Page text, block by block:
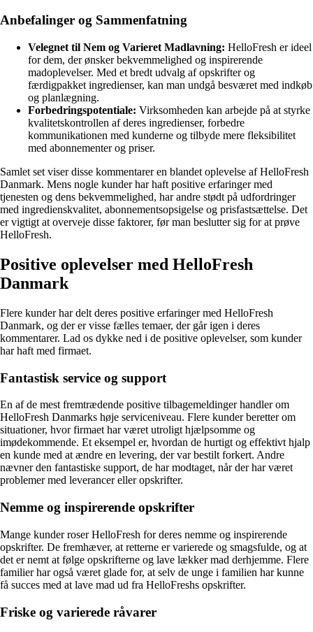
Anbefalinger og Sammenfatning
Velegnet til Nem og Varieret Madlavning: HelloFresh er ideel
for dem, der ønsker bekvemmelighed og inspirerende
madoplevelser. Med et bredt udvalg af opskrifter og
færdigpakket ingredienser, kan man undgå besværet med indkøb
og planlægning.
Forbedringspotentiale: Virksomheden kan arbejde på at styrke
kvalitetskontrollen af deres ingredienser, forbedre
kommunikationen med kunderne og tilbyde mere fleksibilitet
med abonnementer og priser.
Samlet set viser disse kommentarer en blandet oplevelse af HelloFresh
Danmark. Mens nogle kunder har haft positive erfaringer med
tjenesten og dens bekvemmelighed, har andre stødt på udfordringer
med ingredienskvalitet, abonnementsopsigelse og prisfastsættelse. Det
er vigtigt at overveje disse faktorer, før man beslutter sig for at prøve
HelloFresh.
Positive oplevelser med HelloFresh
Danmark
Flere kunder har delt deres positive erfaringer med HelloFresh
Danmark, og der er visse fælles temaer, der går igen i deres
kommentarer. Lad os dykke ned i de positive oplevelser, som kunder
har haft med firmaet.
Fantastisk service og support
En af de mest fremtrædende positive tilbagemeldinger handler om
HelloFresh Danmarks høje serviceniveau. Flere kunder beretter om
situationer, hvor firmaet har været utroligt hjælpsomme og
imødekommende. Et eksempel er, hvordan de hurtigt og effektivt hjalp
en kunde med at ændre en levering, der var bestilt forkert. Andre
nævner den fantastiske support, de har modtaget, når der har været
problemer med leverancer eller opskrifter.
Nemme og inspirerende opskrifter
Mange kunder roser HelloFresh for deres nemme og inspirerende
opskrifter. De fremhæver, at retterne er varierede og smagsfulde, og at
det er nemt at følge opskrifterne og lave lækker mad derhjemme. Flere
familier har også været glade for, at selv de unge i familien har kunne
få succes med at lave mad ud fra HelloFreshs opskrifter.
Friske og varierede råvarer